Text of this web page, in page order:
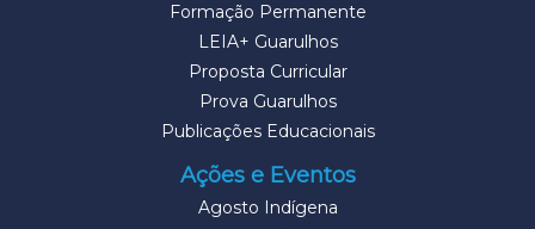
Formação Permanente
LEIA+ Guarulhos
Proposta Curricular
Prova Guarulhos
Publicações Educacionais
Ações e Eventos
Agosto Indígena